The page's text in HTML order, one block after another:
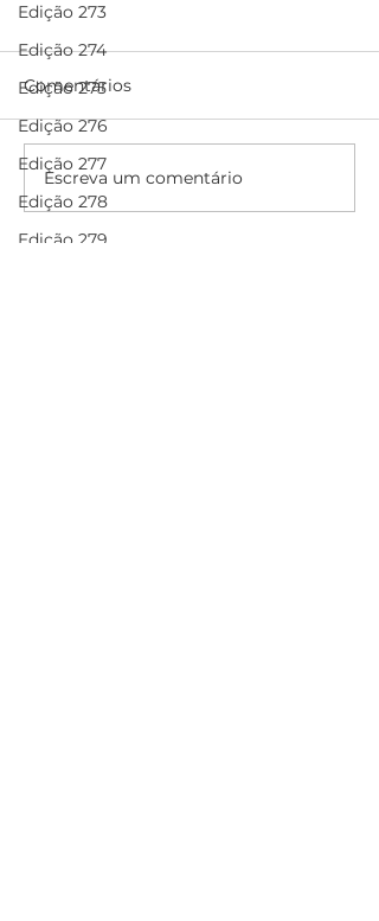
Edição 273
Edição 274
Edição 275
Edição 276
Edição 277
Edição 278
Edição 279
Dia das Crianças na
Creche Maria Alves
Lavouras
Comentários
Escreva um comentário